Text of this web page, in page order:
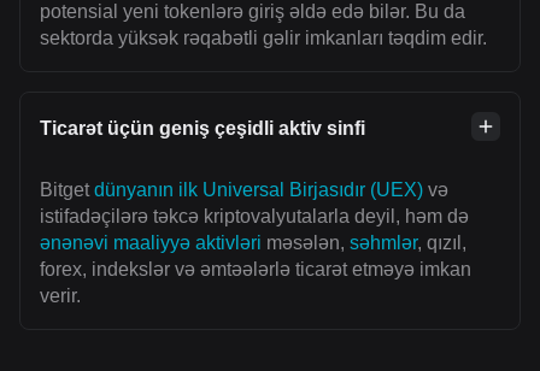
potensial yeni tokenlərə giriş əldə edə bilər. Bu da
sektorda yüksək rəqabətli gəlir imkanları təqdim edir.
Ticarət üçün geniş çeşidli aktiv sinfi
Bitget dünyanın ilk Universal Birjasıdır (UEX) və
istifadəçilərə təkcə kriptovalyutalarla deyil, həm də
ənənəvi maaliyyə aktivləri məsələn, səhmlər, qızıl,
forex, indekslər və əmtəələrlə ticarət etməyə imkan
verir.